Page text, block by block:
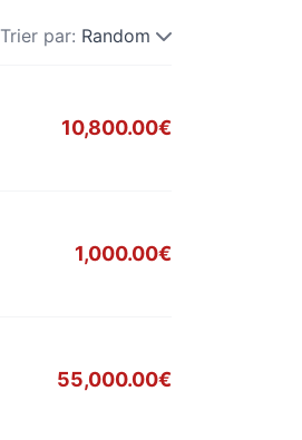
Trier par: Random
10,800.00€
1,000.00€
55,000.00€